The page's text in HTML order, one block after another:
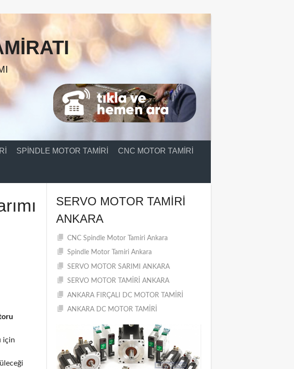
SPINDLE MOTOR TAMIRI CNC MOTOR TAMIRI
için
SERVO MOTOR TAMIRI
ANKARA
CNC Spindle Motor Tamiri Ankara
Spindle Motor Tamiri Ankara
SERVO MOTOR SARIMI ANKARA
SERVO MOTOR TAMİRİ ANKARA
ANKARA FIRÇALI DC MOTOR TAMİRİ
ANKARA DC MOTOR TAMİRİ